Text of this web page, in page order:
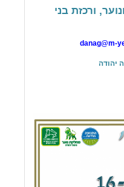
ורכזת בני
danag@m-
יהודה